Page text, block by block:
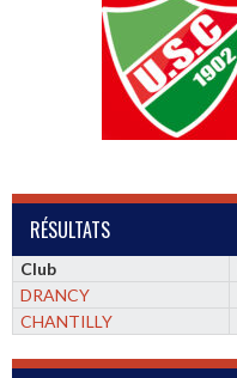
RÉSULTATS
Club
DRANCY
CHANTILLY